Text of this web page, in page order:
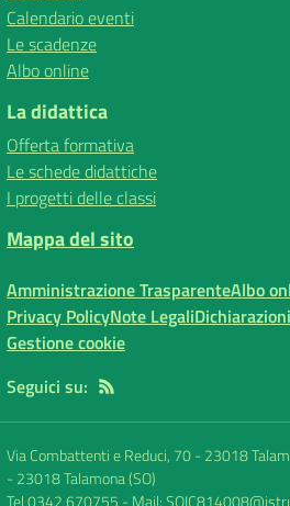
Calendario eventi
Le scadenze
Albo online
La didattica
Offerta formativa
Le schede didattiche
I progetti delle classi
Mappa del sito
Amministrazione TrasparenteAlbo
Privacy PolicyNote Legali
Gestione cookie
Seguici su:
Via Combattenti e Reduci, 70 - 23018
- 23018 Talamona (SO)
Tel 0342 670755 - Mail: